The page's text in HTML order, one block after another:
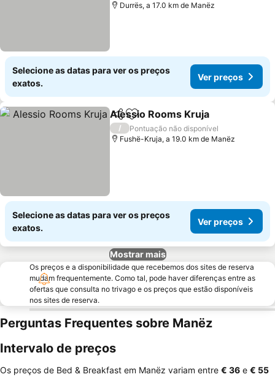
Durrës, a 17.0 km de Manëz
Selecione as datas para ver os preços
exatos.
Ver preços
PartilharAdicionar aos favoritos
Alessio Rooms Kruja
/
Pontuação não disponível
Fushë-Kruja, a 19.0 km de Manëz
Selecione as datas para ver os preços
exatos.
Ver preços
Mostrar mais
Os preços e a disponibilidade que recebemos dos sites de reserva
mudam frequentemente. Como tal, pode haver diferenças entre as
ofertas que consulta no trivago e os preços que estão disponíveis
nos sites de reserva.
Perguntas Frequentes sobre Manëz
Intervalo de preços
Os preços de Bed & Breakfast em Manëz variam entre ‎€ 36 e ‎€ 55